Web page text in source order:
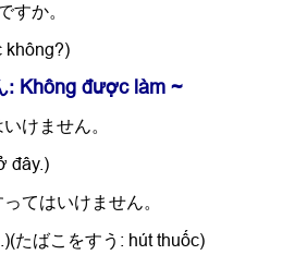
か。
không?)
: Không được làm ~
けません。
đây.)
はいけません。
たばこをすう: hút thuốc)